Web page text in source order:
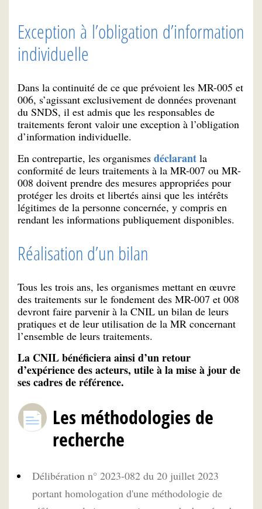
Exception à l’obligation d’information
individuelle
Dans la continuité de ce que prévoient les MR-005 et
006, s’agissant exclusivement de données provenant
du SNDS, il est admis que les responsables de
traitements feront valoir une exception à l’obligation
d’information individuelle.
En contrepartie, les organismes déclarant la
conformité de leurs traitements à la MR-007 ou MR-
008 doivent prendre des mesures appropriées pour
protéger les droits et libertés ainsi que les intérêts
légitimes de la personne concernée, y compris en
rendant les informations publiquement disponibles.
Réalisation d’un bilan
Tous les trois ans, les organismes mettant en œuvre
des traitements sur le fondement des MR-007 et 008
devront faire parvenir à la CNIL un bilan de leurs
pratiques et de leur utilisation de la MR concernant
l’ensemble de leurs traitements.
La CNIL bénéficiera ainsi d’un retour
d’expérience des acteurs, utile à la mise à jour de
ses cadres de référence.
Les méthodologies de
recherche
Délibération n° 2023-082 du 20 juillet 2023
portant homologation d'une méthodologie de